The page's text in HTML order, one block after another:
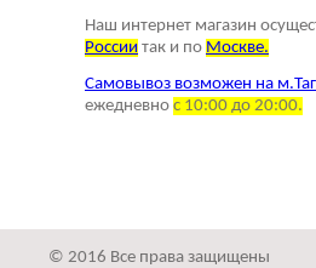
Наш интернет магазин
России так и по Москве.
Самовывоз возможен на
ежедневно с 10:00 до 20:00.
© 2016 Все права защищены